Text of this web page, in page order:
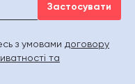
Застосувати
з умовами договору
та